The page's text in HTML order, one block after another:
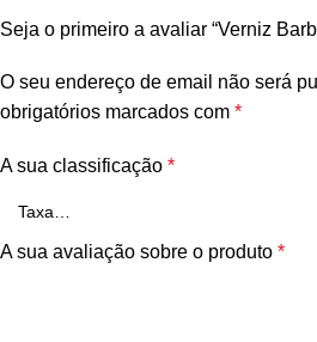
Seja o primeiro a avaliar “Verniz
O seu endereço de email não será
obrigatórios marcados com *
A sua classificação *
A sua avaliação sobre o produto *